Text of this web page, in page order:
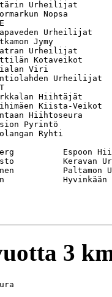
Urheilijat
Nopsa
Urheilijat
Jymy
Urheilijat
Kotaveikot
Viri
Hiihtäjät
Kiista-
Hiihtoseura
Pyrintö
Ryhti
Espoon
Keravan
Paltamon
3